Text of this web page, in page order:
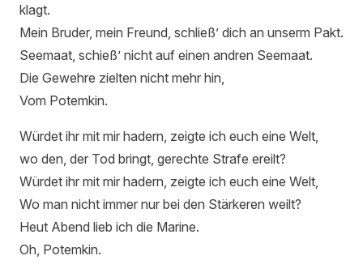
klagt.
Mein Bruder, mein Freund, schließ’ dich an unserm Pakt.
Seemaat, schieß’ nicht auf einen andren Seemaat.
Die Gewehre zielten nicht mehr hin,
Vom Potemkin.
Würdet ihr mit mir hadern, zeigte ich euch eine Welt,
wo den, der Tod bringt, gerechte Strafe ereilt?
Würdet ihr mit mir hadern, zeigte ich euch eine Welt,
Wo man nicht immer nur bei den Stärkeren weilt?
Heut Abend lieb ich die Marine.
Oh, Potemkin.